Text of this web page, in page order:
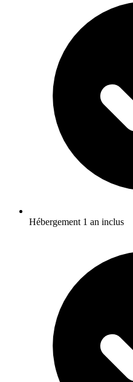
Hébergement 1 an inclus